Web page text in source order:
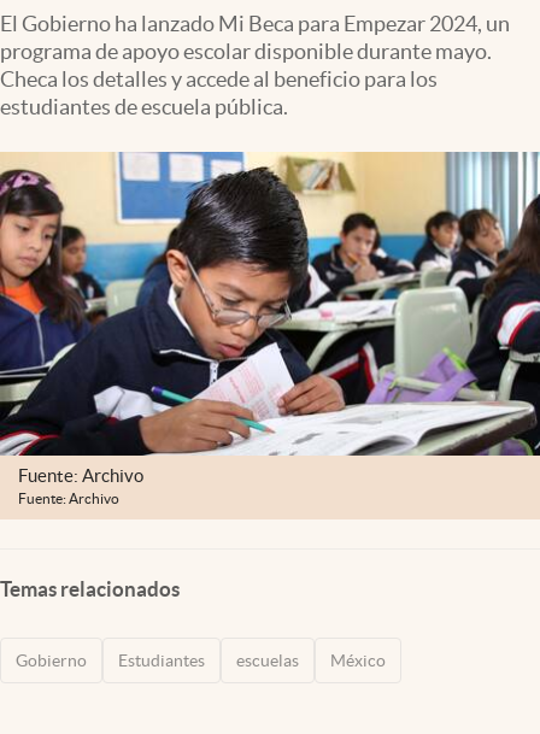
Tv
Clima
Mediakit
abre en nueva pestaña
México
El Gobierno ha lanzado Mi Beca para Empezar 2024, un
programa de apoyo escolar disponible durante mayo.
Checa los detalles y accede al beneficio para los
estudiantes de escuela pública.
Fuente: Archivo
Fuente: Archivo
Temas relacionados
Gobierno Estudiantes escuelas México